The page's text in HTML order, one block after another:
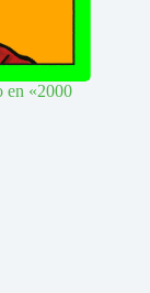
en «2000